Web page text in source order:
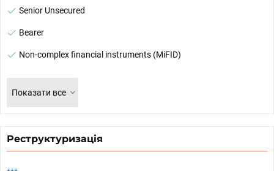
Senior Unsecured
Bearer
Non-complex financial instruments (MiFID)
Показати все
Реструктуризація